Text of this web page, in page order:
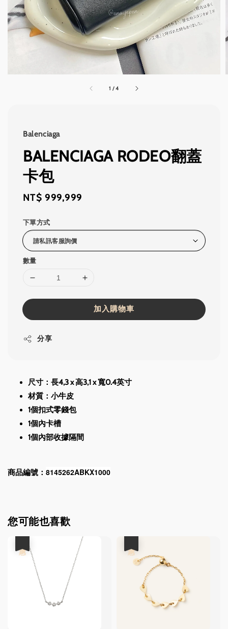
1 /4
Balenciaga
BALENCIAGA RODEO翻蓋
卡包
Regular
NT$ 999,999
下單方式
數量
加入購物車
分享
尺寸：長4,3 x 高3,1 x 寬0.4英寸
材質：小牛皮
1個扣式零錢包
1個內卡槽
1個內部收據隔間
商品編號： 8145262ABKX1000
您可能也喜歡